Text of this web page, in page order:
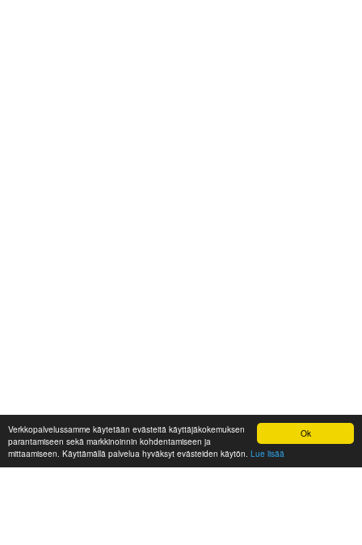
Ok
Verkkopalvelussamme käytetään evästeitä käyttäjäkokemuksen
parantamiseen sekä markkinoinnin kohdentamiseen ja
mittaamiseen. Käyttämällä palvelua hyväksyt evästeiden käytön. Lue lisää